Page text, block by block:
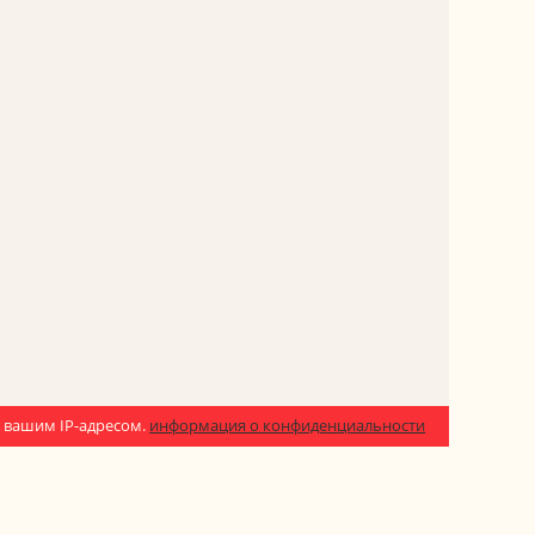
вашим IP-адресом. информация о конфиденциальности